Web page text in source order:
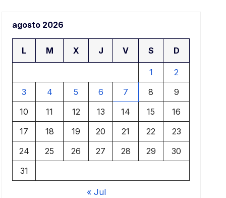
agosto 2026
L M X J V S D
1
2
3
4 5 6 7 8
9
10
11 12 13 14 15
16
17
18 19 20 21 22
23
24
25 26 27 28 29
30
31
« Jul